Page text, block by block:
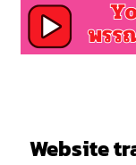
Website